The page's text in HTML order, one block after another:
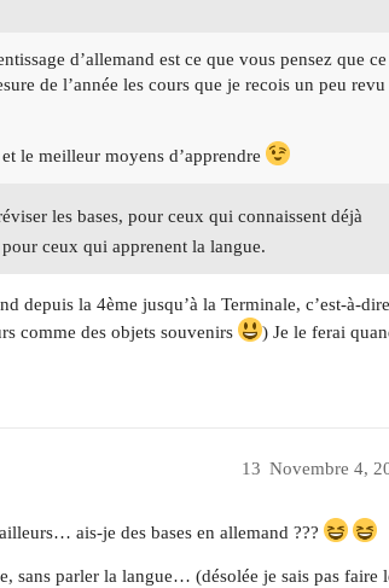
d’allemand est ce que vous pensez que ce
de l’année les cours que je recois un peu
le meilleur moyens d’apprendre
les bases, pour ceux qui connaissent déjà
ceux qui apprenent la langue.
depuis la 4ème jusqu’à la Terminale, c’est-à-dire
comme des objets souvenirs
) Je le ferai
Novembre 4,
13
ais-je des bases en allemand ???
sans parler la langue… (désolée je sais pas faire